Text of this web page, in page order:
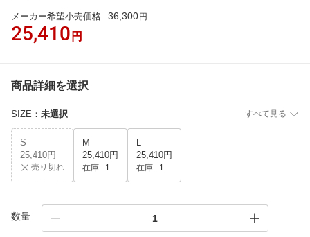
メーカー希望小売価格 36,300円
25,410 円
商品詳細を選択
SIZE ： 未選択 すべて見る
S
25,410円
売り切れ
M
25,410円
在庫 : 1
L
25,410円
在庫 : 1
数量